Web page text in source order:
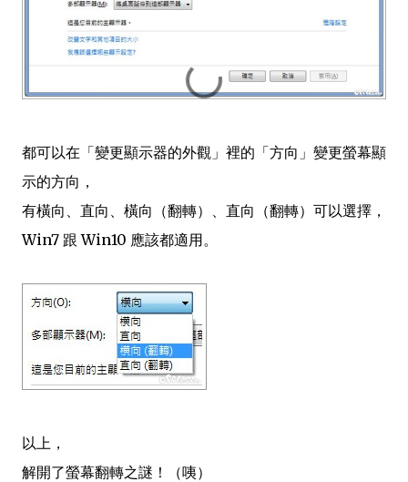
都可以在「變更顯示器的外觀」裡的「方向」變更螢幕顯
示的方向，
有橫向、直向、橫向（翻轉）、直向（翻轉）可以選擇，
Win7 跟 Win10 應該都適用。
以上，
解開了螢幕翻轉之謎！（咦）